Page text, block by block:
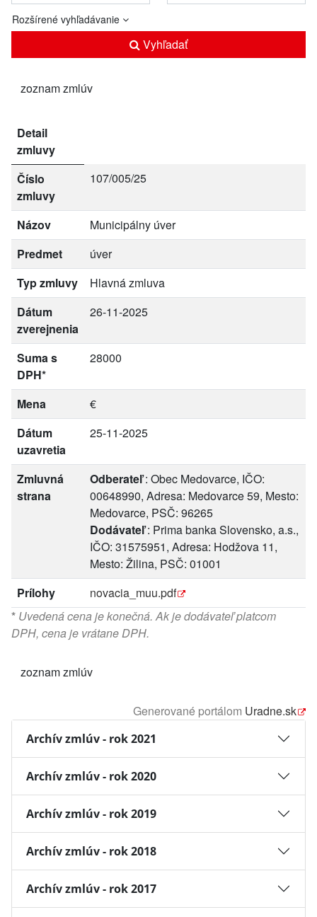
Rozšírené vyhľadávanie
Vyhľadať
zoznam zmlúv
Detail
zmluvy
Číslo
zmluvy
107/005/25
Názov
Municipálny úver
Predmet
úver
Typ zmluvy
Hlavná zmluva
Dátum
zverejnenia
26-11-2025
Suma s
DPH*
28000
Mena
€
Dátum
uzavretia
25-11-2025
Zmluvná
strana
Odberateľ: Obec Medovarce, IČO:
00648990, Adresa: Medovarce 59, Mesto:
Medovarce, PSČ: 96265
Dodávateľ: Prima banka Slovensko, a.s.,
IČO: 31575951, Adresa: Hodžova 11,
Mesto: Žilina, PSČ: 01001
Prílohy
novacia_muu.pdf
* Uvedená cena je konečná. Ak je dodávateľ platcom
DPH, cena je vrátane DPH.
zoznam zmlúv
Generované portálom Uradne.sk
Archív zmlúv - rok 2021
Archív zmlúv - rok 2020
Archív zmlúv - rok 2019
Archív zmlúv - rok 2018
Archív zmlúv - rok 2017